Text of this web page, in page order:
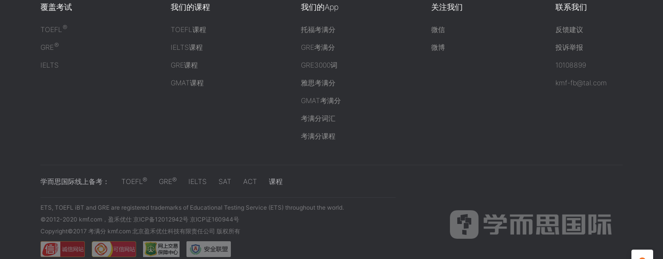
覆盖考试
TOEFL®
GRE®
IELTS
我们的课程
TOEFL课程
IELTS课程
GRE课程
GMAT课程
我们的App
托福考满分
GRE考满分
GRE3000词
雅思考满分
GMAT考满分
考满分词汇
考满分课程
关注我们
微信
微博
联系我们
反馈建议
投诉举报
10108899
kmf-fb@tal.com
学而思国际线上备考： TOEFL ® GRE® IELTS SAT ACT 课程
ETS, TOEFL iBT and GRE are registered trademarks of Educational Testing Service (ETS) throughout the world.
©2012-2020 kmf.com，盈禾优仕 京ICP备12012942号 京ICP证160944号
Copyright©2017 考满分 kmf.com 北京盈禾优仕科技有限责任公司 版权所有